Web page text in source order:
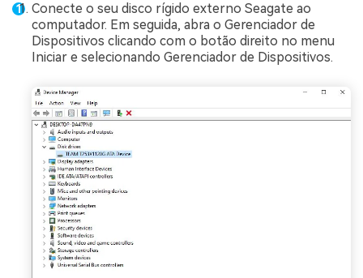
Conecte o seu disco rígido externo Seagate ao
computador. Em seguida, abra o Gerenciador de
Dispositivos clicando com o botão direito no menu
Iniciar e selecionando Gerenciador de Dispositivos.